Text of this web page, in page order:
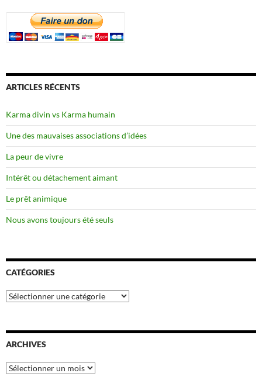
ARTICLES RÉCENTS
Karma divin vs Karma humain
Une des mauvaises associations d’idées
La peur de vivre
Intérêt ou détachement aimant
Le prêt animique
Nous avons toujours été seuls
CATÉGORIES
Catégories
ARCHIVES
Archives